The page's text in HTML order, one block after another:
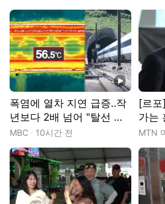
폭염에 열차 지연 급증‥작
년보다 2배 넘어 "탈선 위
험 막으려"
MBC 10시간 전
[르
가는
지사
제
MTN